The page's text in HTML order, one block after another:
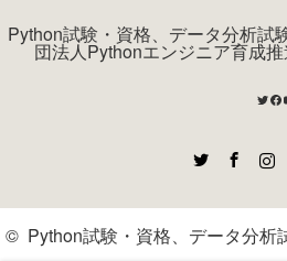
Python試験・資格、データ分析試
団法人Pythonエンジニア育成
RSS
© Python試験・資格、データ分析